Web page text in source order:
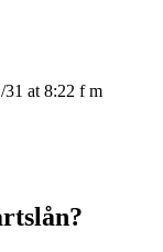
31 at 8:22 f m